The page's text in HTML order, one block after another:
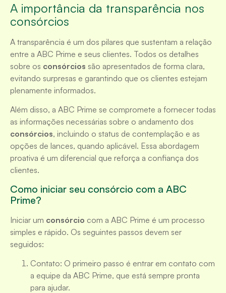
A importância da transparência nos
consórcios
A transparência é um dos pilares que sustentam a relação
entre a ABC Prime e seus clientes. Todos os detalhes
sobre os consórcios são apresentados de forma clara,
evitando surpresas e garantindo que os clientes estejam
plenamente informados.
Além disso, a ABC Prime se compromete a fornecer todas
as informações necessárias sobre o andamento dos
consórcios, incluindo o status de contemplação e as
opções de lances, quando aplicável. Essa abordagem
proativa é um diferencial que reforça a confiança dos
clientes.
Como iniciar seu consórcio com a ABC
Prime?
Iniciar um consórcio com a ABC Prime é um processo
simples e rápido. Os seguintes passos devem ser
seguidos:
Contato: O primeiro passo é entrar em contato com
a equipe da ABC Prime, que está sempre pronta
para ajudar.